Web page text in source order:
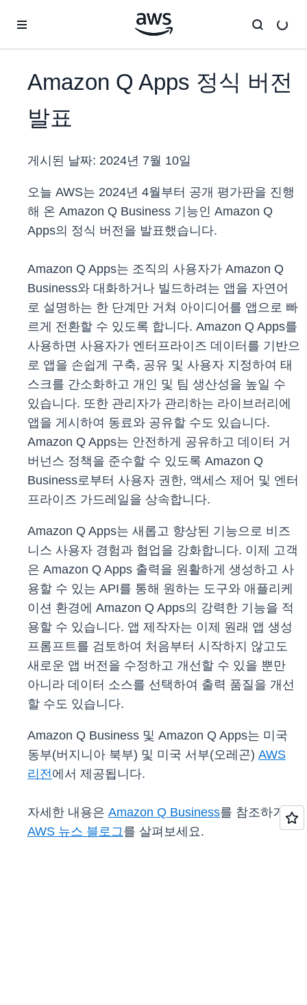
Amazon Q Apps 정식 버전
발표
게시된 날짜: 2024년 7월 10일
오늘 AWS는 2024년 4월부터 공개 평가판을 진행
해 온 Amazon Q Business 기능인 Amazon Q
Apps의 정식 버전을 발표했습니다.
Amazon Q Apps는 조직의 사용자가 Amazon Q
Business와 대화하거나 빌드하려는 앱을 자연어
로 설명하는 한 단계만 거쳐 아이디어를 앱으로 빠
르게 전환할 수 있도록 합니다. Amazon Q Apps를
사용하면 사용자가 엔터프라이즈 데이터를 기반으
로 앱을 손쉽게 구축, 공유 및 사용자 지정하여 태
스크를 간소화하고 개인 및 팀 생산성을 높일 수
있습니다. 또한 관리자가 관리하는 라이브러리에
앱을 게시하여 동료와 공유할 수도 있습니다.
Amazon Q Apps는 안전하게 공유하고 데이터 거
버넌스 정책을 준수할 수 있도록 Amazon Q
Business로부터 사용자 권한, 액세스 제어 및 엔터
프라이즈 가드레일을 상속합니다.
Amazon Q Apps는 새롭고 향상된 기능으로 비즈
니스 사용자 경험과 협업을 강화합니다. 이제 고객
은 Amazon Q Apps 출력을 원활하게 생성하고 사
용할 수 있는 API를 통해 원하는 도구와 애플리케
이션 환경에 Amazon Q Apps의 강력한 기능을 적
용할 수 있습니다. 앱 제작자는 이제 원래 앱 생성
프롬프트를 검토하여 처음부터 시작하지 않고도
새로운 앱 버전을 수정하고 개선할 수 있을 뿐만
아니라 데이터 소스를 선택하여 출력 품질을 개선
할 수도 있습니다.
Amazon Q Business 및 Amazon Q Apps는 미국
동부(버지니아 북부) 및 미국 서부(오레곤) AWS
리전에서 제공됩니다.
자세한 내용은 Amazon Q Business를 참조하거나
AWS 뉴스 블로그를 살펴보세요.